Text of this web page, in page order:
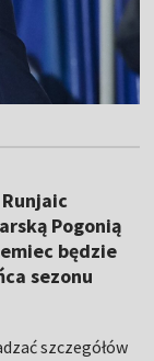
Pogonią
będzie
sezonu
szczegółów